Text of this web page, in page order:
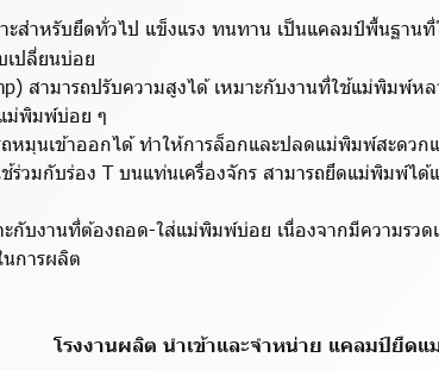
ะสำหรับยึดทั่วไป แข็งแรง ทนทาน เป็นแคลมป์พื้นฐาน
ปลี่ยนบ่อย
สามารถปรับความสูงได้ เหมาะกับงานที่ใช้แม่พิมพ์
ม่พิมพ์บ่อย ๆ
หมุนเข้าออกได้ ทำให้การล็อกและปลดแม่พิมพ์สะดวก
วมกับร่อง T บนแท่นเครื่องจักร สามารถยึดแม่พิมพ์ไ
กับงานที่ต้องถอด-ใส่แม่พิมพ์บ่อย เนื่องจากมีความรว
นการผลิต
โรงงานผลิต นำเข้าและจำหน่าย แคลมป์ยึด